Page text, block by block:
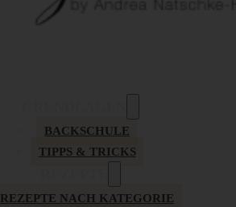
BACKSCHULE
TIPPS & TRICKS
REZEPTE NACH KATEGORIE